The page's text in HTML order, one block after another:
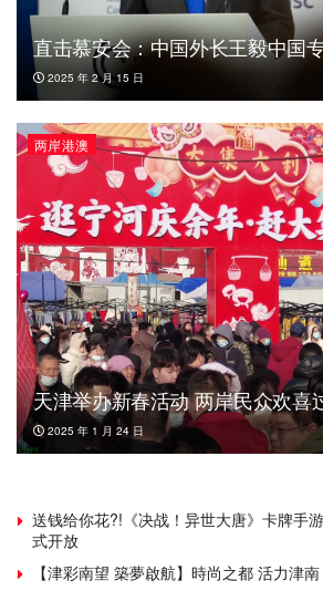
直击慕安会：中国外长王毅中国
2025 年 2 月 15 日
两岸港澳
天津举办新春活动 两岸民众欢喜
2025 年 1 月 24 日
送钱给你花?!《决战！异世大唐》卡牌手
式开放
【津彩南望 築夢啟航】時尚之都 活力津南